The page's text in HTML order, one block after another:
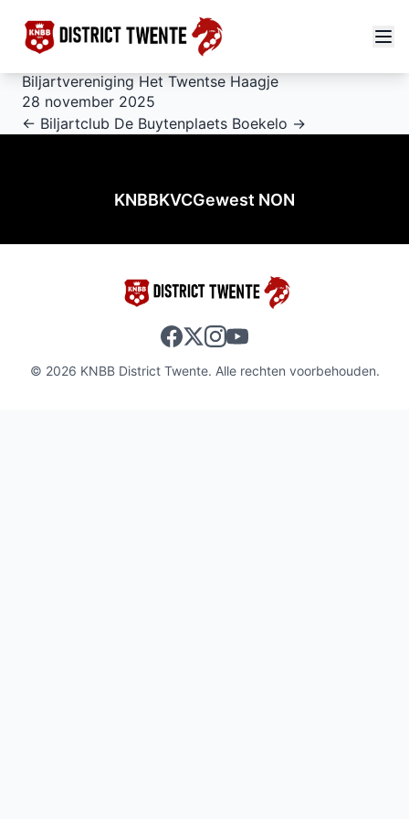
Biljartvereniging Het Twentse Haagje
28 november 2025
← Biljartclub De Buytenplaets Boekelo →
KNBBKVCGewest NON
© 2026 KNBB District Twente. Alle rechten voorbehouden.